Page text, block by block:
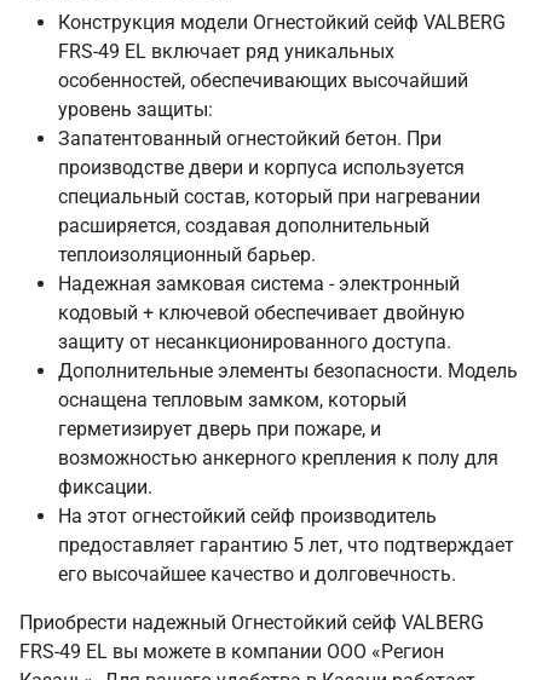
Конструкция модели Огнестойкий сейф VALBERG
FRS-49 EL включает ряд уникальных
особенностей, обеспечивающих высочайший
уровень защиты:
Запатентованный огнестойкий бетон. При
производстве двери и корпуса используется
специальный состав, который при нагревании
расширяется, создавая дополнительный
теплоизоляционный барьер.
Надежная замковая система - электронный
кодовый + ключевой обеспечивает двойную
защиту от несанкционированного доступа.
Дополнительные элементы безопасности. Модель
оснащена тепловым замком, который
герметизирует дверь при пожаре, и
возможностью анкерного крепления к полу для
фиксации.
На этот огнестойкий сейф производитель
предоставляет гарантию 5 лет, что подтверждает
его высочайшее качество и долговечность.
Приобрести надежный Огнестойкий сейф VALBERG
FRS-49 EL вы можете в компании ООО «Регион